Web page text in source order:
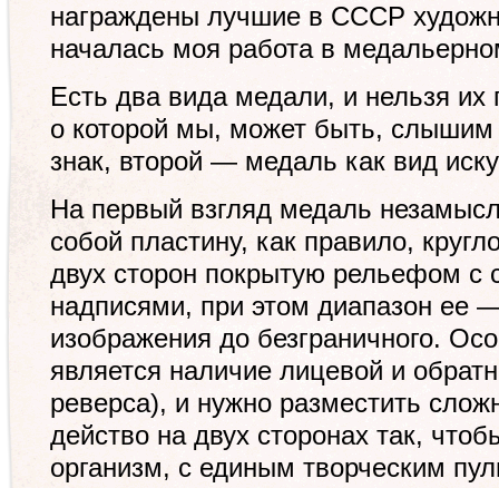
награждены лучшие в СССР
началась моя работа в
Есть два вида медали, и нельзя
о которой мы, может быть,
знак, второй — медаль как вид
На первый взгляд медаль
собой пластину, как правило,
двух сторон покрытую рельефом
надписями, при этом диапазон ее
изображения до безграничного.
является наличие лицевой и
реверса), и нужно разместить
действо на двух сторонах так,
организм, с единым творческим